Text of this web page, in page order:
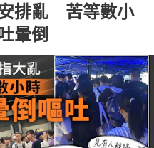
排亂 苦等數小
暈倒